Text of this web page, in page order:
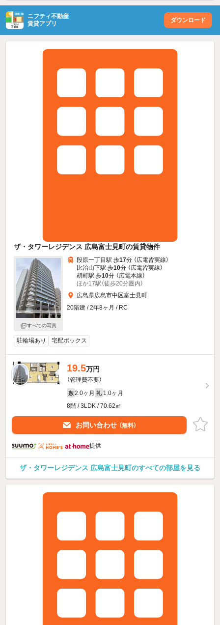
ニフティ不動産
賃貸アプリ
ダウンロード
ザ・タワーレジデンス 広島富士見町の賃貸物件
すべての写真
段原一丁目駅 歩17分 （広電皆実線）
比治山下駅 歩10分 （広電皆実線）
胡町駅 歩10分 （広電本線）
ほか17駅（徒歩20分圏内）
広島県広島市中区富士見町
20階建 / 2年8ヶ月 / RC
駐輪場あり 宅配ボックス
19.5万円
（管理費不要）
敷 2.0ヶ月 礼 1.0ヶ月
8階 / 3LDK / 70.62㎡
お問い合わせ （無料）
提供
ザ・タワーレジデンス 広島富士見町のすべての部屋を見る